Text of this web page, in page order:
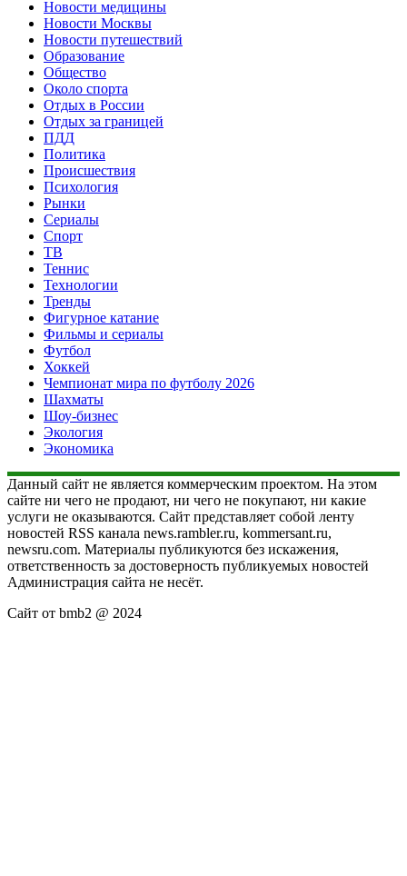
Новости медицины
Новости Москвы
Новости путешествий
Образование
Общество
Около спорта
Отдых в России
Отдых за границей
ПДД
Политика
Происшествия
Психология
Рынки
Сериалы
Спорт
ТВ
Теннис
Технологии
Тренды
Фигурное катание
Фильмы и сериалы
Футбол
Хоккей
Чемпионат мира по футболу 2026
Шахматы
Шоу-бизнес
Экология
Экономика
Данный сайт не является коммерческим проектом. На этом
сайте ни чего не продают, ни чего не покупают, ни какие
услуги не оказываются. Сайт представляет собой ленту
новостей RSS канала news.rambler.ru, kommersant.ru,
newsru.com. Материалы публикуются без искажения,
ответственность за достоверность публикуемых новостей
Администрация сайта не несёт.
Сайт от bmb2 @ 2024